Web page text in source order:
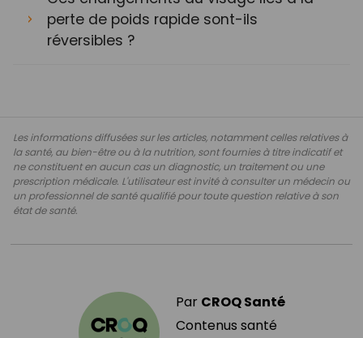
perte de poids rapide sont-ils
réversibles ?
Les informations diffusées sur les articles, notamment celles relatives à
la santé, au bien-être ou à la nutrition, sont fournies à titre indicatif et
ne constituent en aucun cas un diagnostic, un traitement ou une
prescription médicale. L'utilisateur est invité à consulter un médecin ou
un professionnel de santé qualifié pour toute question relative à son
état de santé.
Par CROQ Santé
Contenus santé